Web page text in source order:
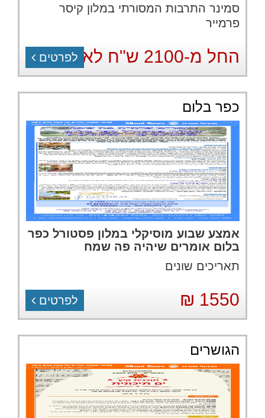
סמינר התרבות המסורתי במלון קיסר
פרמייר
החל מ-2100 ש"ח לאדם לפרטים
כפר בלום
אמצע שבוע מוסיקלי במלון פסטורל כפר
בלום אומרים שיהיה פה שמח
תאריכים שונים
1550 ₪ לפרטים
הגושרים